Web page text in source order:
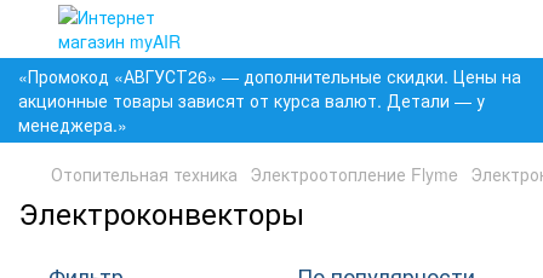
«Промокод «АВГУСТ26» — дополнительные скидки. Цены на
акционные товары зависят от курса валют. Детали — у
менеджера.»
Отопительная техника Электроотопление Flyme
Электроконвекторы